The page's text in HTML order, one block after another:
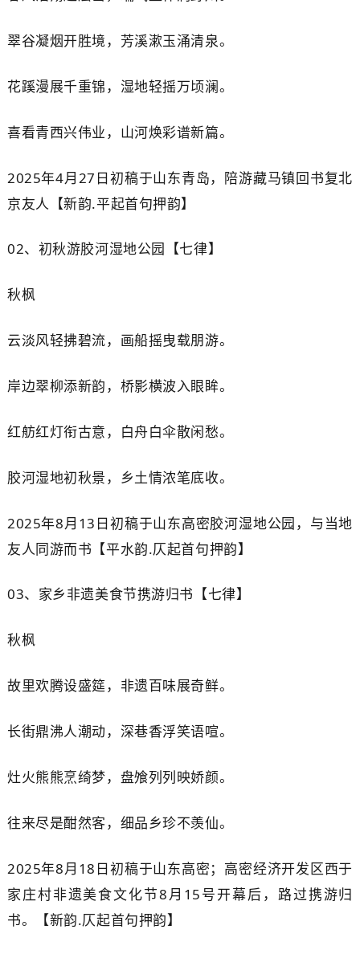
翠谷凝烟开胜境，芳溪漱玉涌清泉。
花蹊漫展千重锦，湿地轻摇万顷澜。
喜看青西兴伟业，山河焕彩谱新篇。
2025年4月27日初稿于山东青岛，陪游藏马镇回书复北
京友人【新韵.平起首句押韵】
02、 初秋游胶河湿地公园【七律】
秋枫
云淡风轻拂碧流，画船摇曳载朋游。
岸边翠柳添新韵，桥影横波入眼眸。
红舫红灯衔古意，白舟白伞散闲愁。
胶河湿地初秋景，乡土情浓笔底收。
2025年8月13日初稿于山东高密胶河湿地公园，与当地
友人同游而书【平水韵.仄起首句押韵】
03、 家乡非遗美食节携游归书【七律】
秋枫
故里欢腾设盛筵，非遗百味展奇鲜。
长街鼎沸人潮动，深巷香浮笑语喧。
灶火熊熊烹绮梦，盘飧列列映娇颜。
往来尽是酣然客，细品乡珍不羡仙。
2025年8月18日初稿于山东高密；高密经济开发区西于
家庄村非遗美食文化节8月15号开幕后，路过携游归
书。【新韵.仄起首句押韵】